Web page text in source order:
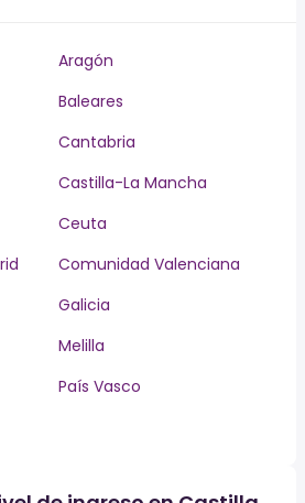
Aragón
Baleares
Cantabria
Castilla-La Mancha
Ceuta
Comunidad Valenciana
Galicia
Melilla
País Vasco